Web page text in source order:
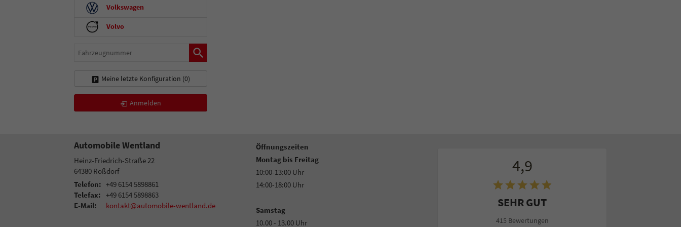
Volkswagen
Volvo
Fahrzeugnummer
Meine letzte Konfiguration (0)
Anmelden
Automobile Wentland
Heinz-Friedrich-Straße 22
64380 Roßdorf
Telefon: +49 6154 5898861
Telefax: +49 6154 5898863
E-Mail:
kontakt@automobile-wentland.de
Öffnungszeiten
Montag bis Freitag
10:00-13:00 Uhr
14:00-18:00 Uhr
Samstag
10.00 - 13.00 Uhr
4,9
SEHR GUT
415 Bewertungen